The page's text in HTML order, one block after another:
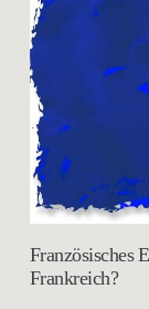
Französisches
Frankreich?